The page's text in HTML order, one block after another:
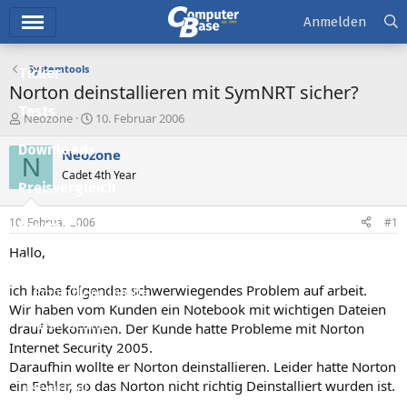
Ticker
Tests
Downloads
Preisvergleich
Forum
Aktuelles
Empfohlene Inhalte
Neue Beiträge
Neueste Aktivitäten
Leserartikel
Anmelden
Systemtools
Norton deinstallieren mit SymNRT sicher?
E
s
t
e
e
r
Neozone
E
s
e
t
10. Februar 2006
N Neozone
Cadet 4th Year
10. Februar 2006 #1
Hallo,
ich habe folgendes schwerwiegendes Problem auf arbeit.
Wir haben vom Kunden ein Notebook mit wichtigen Dateien
drauf bekommen. Der Kunde hatte Probleme mit Norton
Internet Security 2005.
Daraufhin wollte er Norton deinstallieren. Leider hatte Norton
ein Fehler, so das Norton nicht richtig Deinstalliert wurden ist.